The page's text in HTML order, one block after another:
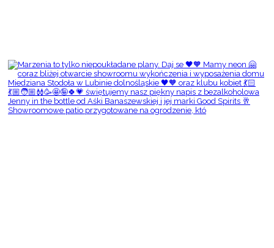
Showroomowe patio przygotowane na ogrodzenie, któ